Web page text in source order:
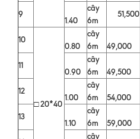
9
1.40
cây
6m
51,500
10
□ 20*40
0.80
cây
6m
49,000
11
0.90
cây
6m
49,500
12
1.00
cây
6m
54,000
13
1.10
cây
6m
59,000
cây